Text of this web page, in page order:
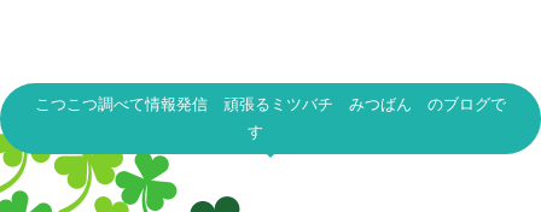
こつこつ調べて情報発信 頑張るミツバチ みつばん のブログで
す